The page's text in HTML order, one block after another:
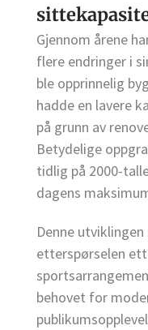
Gjennom årene
flere endringer i
ble opprinnelig
hadde en lavere
på grunn av
Betydelige
tidlig på 2000-
dagens
Denne
etterspørselen
behovet for